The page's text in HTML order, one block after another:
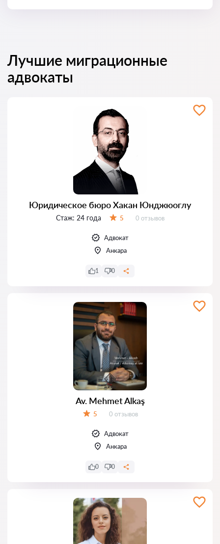
Лучшие миграционные
адвокаты
Юридическое бюро Хакан Юнджюоглу
Стаж: 24 года 5 Отзывов:
0 отзывов
Адвокат
Анкара
1 0
Av. Mehmet Alkaş
5 Отзывов:
0 отзывов
Адвокат
Анкара
0 0